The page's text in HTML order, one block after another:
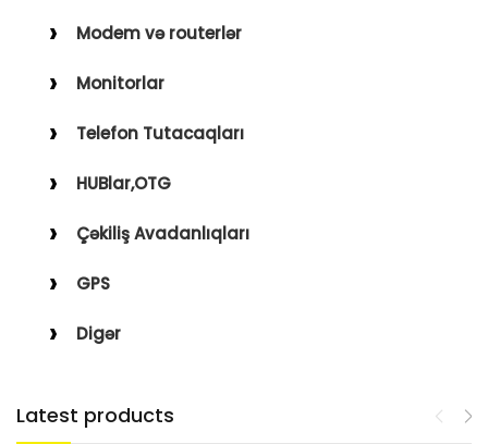
Modem və routerlər
Monitorlar
Telefon Tutacaqları
HUBlar,OTG
Çəkiliş Avadanlıqları
GPS
Digər
Latest products